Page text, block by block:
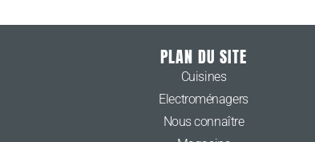
PLAN DU SITE
Cuisines
Electroménagers
Nous connaître